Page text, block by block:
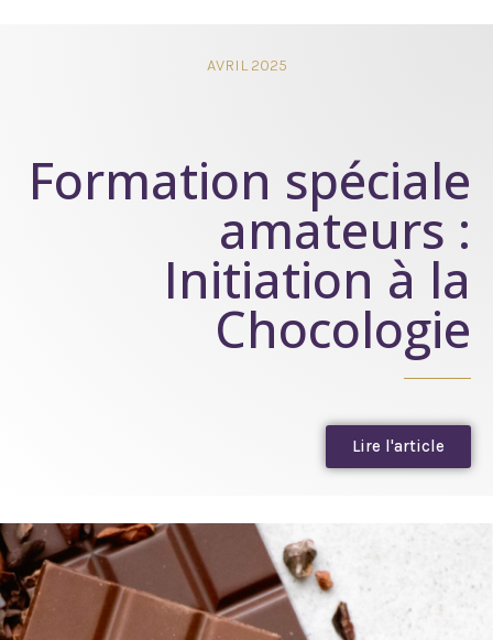
AVRIL 2025
Formation spéciale
amateurs :
Initiation à la
Chocologie
Lire l'article